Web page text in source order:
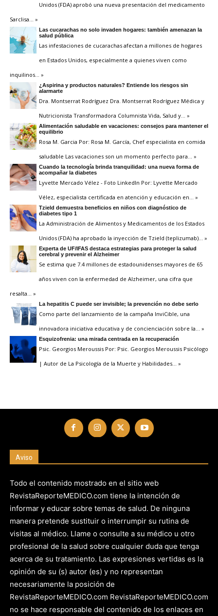
Unidos (FDA) aprobó una nueva presentación del medicamento
Sarclisa … »
Las cucarachas no solo invaden hogares: también amenazan la
salud pública
Las infestaciones de cucarachas afectan a millones de hogares
en Estados Unidos, especialmente a quienes viven como
inquilinos … »
¿Aspirina y productos naturales? Entiende los riesgos sin
alarmarte
Dra. Montserrat Rodríguez Dra. Montserrat Rodríguez Médica y
Nutricionista Transformadora Columnista Vida, Salud y … »
Alimentación saludable en vacaciones: consejos para mantener el
equilibrio
Rosa M. Garcia Por: Rosa M. García, Chef especialista en comida
saludable Las vacaciones son un momento perfecto para … »
Cuando la tecnología brinda tranquilidad: una nueva forma de
acompañar la diabetes
Lyvette Mercado Vélez - Foto LinkedIn Por: Lyvette Mercado
Vélez, especialista certificada en atención y educación en … »
Tzield demuestra beneficios en niños con diagnóstico de
diabetes tipo 1
La Administración de Alimentos y Medicamentos de los Estados
Unidos (FDA) ha aprobado la inyección de Tzield (teplizumab) … »
Experta de UF/IFAS destaca estrategias para proteger la salud
cerebral y prevenir el Alzheimer
Se estima que 7.4 millones de estadounidenses mayores de 65
años viven con la enfermedad de Alzheimer, una cifra que
resalta … »
La hepatitis C puede ser invisible; la prevención no debe serlo
Como parte del lanzamiento de la campaña InviCible, una
innovadora iniciativa educativa y de concienciación sobre la … »
Esquizofrenia: una mirada centrada en la recuperación
Psic. Georgios Meroussis Por: Psic. Georgios Meroussis Psicólogo
| Autor de La Psicología de la Muerte y Habilidades … »
Aviso
Todo el contenido mostrado en el sitio web
RevistaReporteMEDICO.com tiene la intención de
informar y educar sobre temas de salud. De ninguna
manera pretende sustituir o interrumpir su rutina de
visitas al médico. Llame o consulte a su médico u otro
profesional de la salud sobre cualquier duda que tenga
acerca de su tratamiento. Las expresiones vertidas es la
opinión de su (s) autor (es) y no representan
necesariamente la posición de
RevistaReporteMEDICO.com RevistaReporteMEDICO.com
no se hace responsable del contenido de los enlaces en